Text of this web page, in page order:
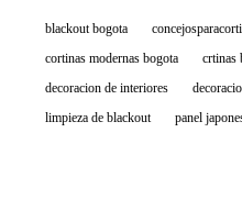
blackout bogota
cortinas modernas bogota
crtinas
decoracion de interiores
limpieza de blackout
panel